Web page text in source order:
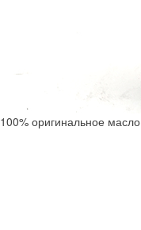
100% оригинальное масло